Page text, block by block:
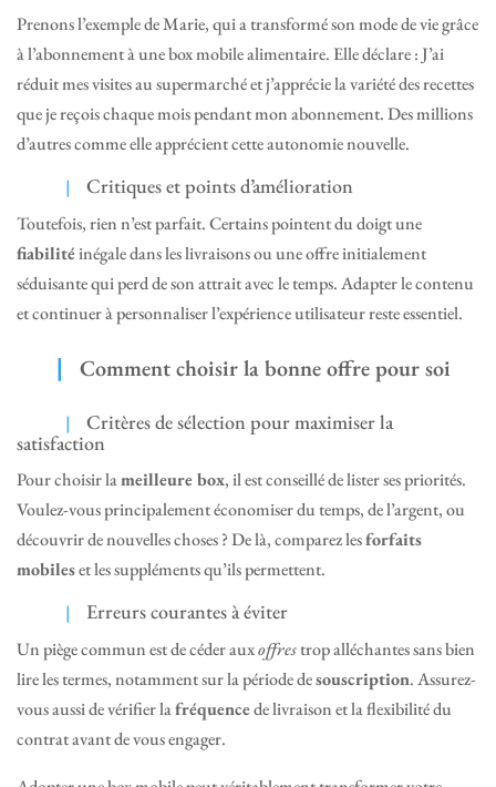
Prenons l’exemple de Marie, qui a transformé son mode de vie grâce
à l’abonnement à une box mobile alimentaire. Elle déclare :J’ai
réduit mes visites au supermarché et j’apprécie la variété des recettes
que je reçois chaque mois pendant mon abonnement.Des millions
d’autres comme elle apprécient cette autonomie nouvelle.
Critiques et points d’amélioration
Toutefois, rien n’est parfait. Certains pointent du doigt une
fiabilitéinégale dans les livraisons ou une offre initialement
séduisante qui perd de son attrait avec le temps. Adapter le contenu
et continuer à personnaliser l’expérience utilisateur reste essentiel.
Comment choisir la bonne offre pour soi
Critères de sélection pour maximiser la
satisfaction
Pour choisir lameilleure box, il est conseillé de lister ses priorités.
Voulez-vous principalement économiser du temps, de l’argent, ou
découvrir de nouvelles choses ? De là, comparez lesforfaits
mobileset les suppléments qu’ils permettent.
Erreurs courantes à éviter
Un piège commun est de céder auxoffrestrop alléchantes sans bien
lire les termes, notamment sur la période desouscription. Assurez-
vous aussi de vérifier lafréquencede livraison et la flexibilité du
contrat avant de vous engager.